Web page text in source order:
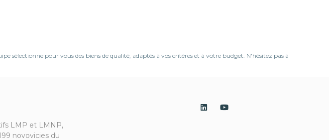
sélectionne pour vous des biens de qualité, adaptés à vos critères et à votre budget. N'hésitez pas à
LMP et LMNP,
novovicies du